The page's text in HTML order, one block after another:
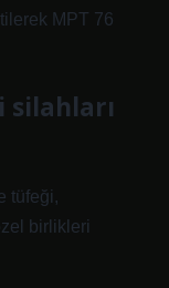
MPT 76
silahları
tüfeği,
birlikleri